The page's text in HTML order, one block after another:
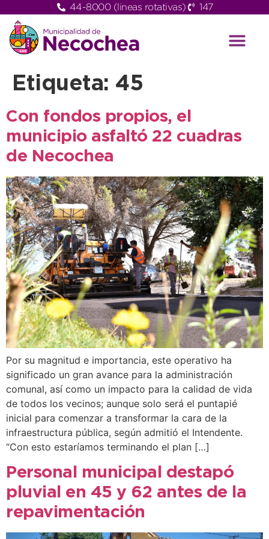
44-8000 (lineas rotativas) 147
Etiqueta: 45
Con fondos propios, el
municipio asfaltó 22 cuadras
de Necochea
Por su magnitud e importancia, este operativo ha
significado un gran avance para la administración
comunal, así como un impacto para la calidad de vida
de todos los vecinos; aunque solo será el puntapié
inicial para comenzar a transformar la cara de la
infraestructura pública, según admitió el Intendente.
“Con esto estaríamos terminando el plan […]
Personal municipal destapó
pluvial en 45 y 62 antes de la
repavimentación